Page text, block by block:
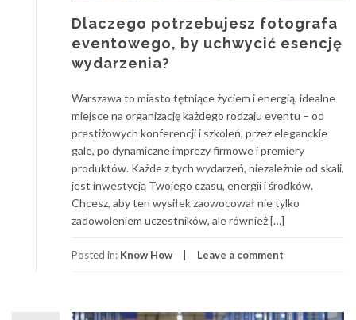
Dlaczego potrzebujesz fotografa
eventowego, by uchwycić esencję
wydarzenia?
Warszawa to miasto tętniące życiem i energią, idealne
miejsce na organizację każdego rodzaju eventu – od
prestiżowych konferencji i szkoleń, przez eleganckie
gale, po dynamiczne imprezy firmowe i premiery
produktów. Każde z tych wydarzeń, niezależnie od skali,
jest inwestycją Twojego czasu, energii i środków.
Chcesz, aby ten wysiłek zaowocował nie tylko
zadowoleniem uczestników, ale również […]
Posted in: Know How Leave a comment